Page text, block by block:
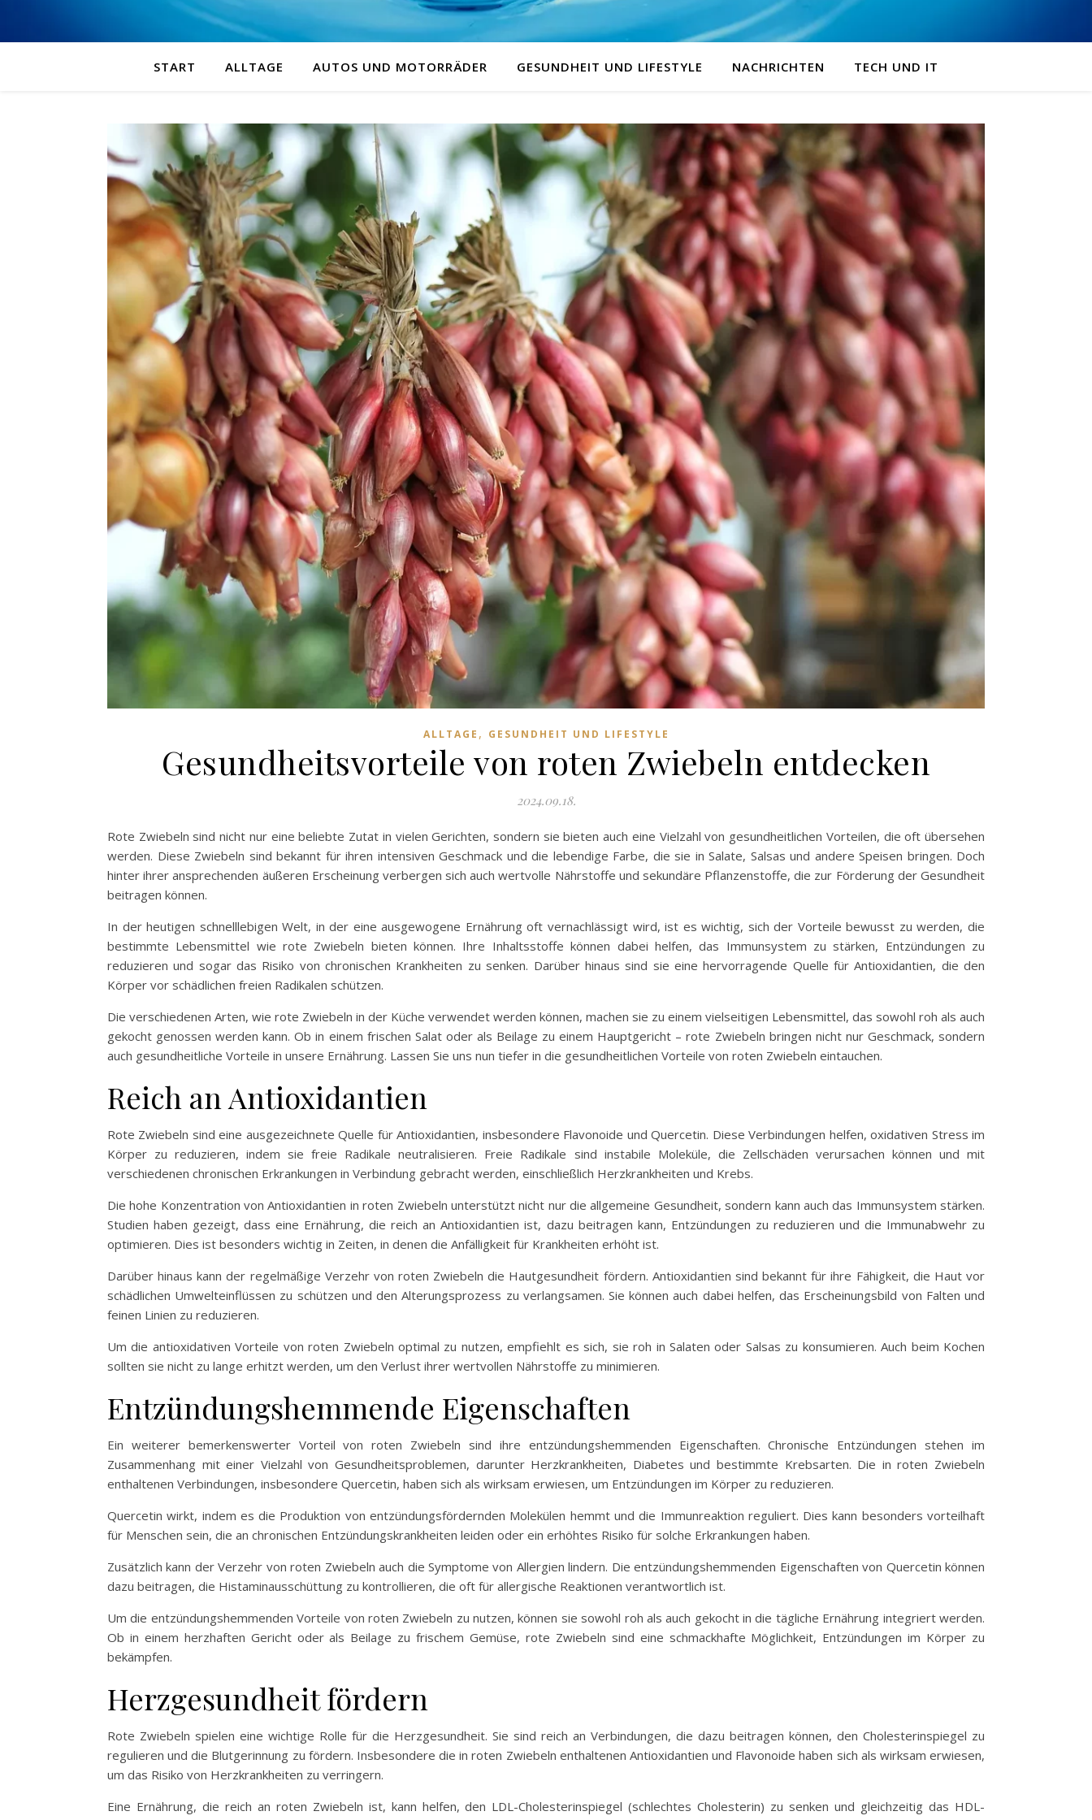
START ALLTAGE AUTOS UND MOTORRÄDER GESUNDHEIT UND LIFESTYLE NACHRICHTEN TECH UND IT
ALLTAGE , GESUNDHEIT UND LIFESTYLE
Gesundheitsvorteile von roten Zwiebeln entdecken
2024.09.18.
Rote Zwiebeln sind nicht nur eine beliebte Zutat in vielen Gerichten, sondern sie bieten auch eine Vielzahl von gesundheitlichen Vorteilen, die oft übersehen
werden. Diese Zwiebeln sind bekannt für ihren intensiven Geschmack und die lebendige Farbe, die sie in Salate, Salsas und andere Speisen bringen. Doch
hinter ihrer ansprechenden äußeren Erscheinung verbergen sich auch wertvolle Nährstoffe und sekundäre Pflanzenstoffe, die zur Förderung der Gesundheit
beitragen können.
In der heutigen schnelllebigen Welt, in der eine ausgewogene Ernährung oft vernachlässigt wird, ist es wichtig, sich der Vorteile bewusst zu werden, die
bestimmte Lebensmittel wie rote Zwiebeln bieten können. Ihre Inhaltsstoffe können dabei helfen, das Immunsystem zu stärken, Entzündungen zu
reduzieren und sogar das Risiko von chronischen Krankheiten zu senken. Darüber hinaus sind sie eine hervorragende Quelle für Antioxidantien, die den
Körper vor schädlichen freien Radikalen schützen.
Die verschiedenen Arten, wie rote Zwiebeln in der Küche verwendet werden können, machen sie zu einem vielseitigen Lebensmittel, das sowohl roh als auch
gekocht genossen werden kann. Ob in einem frischen Salat oder als Beilage zu einem Hauptgericht – rote Zwiebeln bringen nicht nur Geschmack, sondern
auch gesundheitliche Vorteile in unsere Ernährung. Lassen Sie uns nun tiefer in die gesundheitlichen Vorteile von roten Zwiebeln eintauchen.
Reich an Antioxidantien
Rote Zwiebeln sind eine ausgezeichnete Quelle für Antioxidantien, insbesondere Flavonoide und Quercetin. Diese Verbindungen helfen, oxidativen Stress im
Körper zu reduzieren, indem sie freie Radikale neutralisieren. Freie Radikale sind instabile Moleküle, die Zellschäden verursachen können und mit
verschiedenen chronischen Erkrankungen in Verbindung gebracht werden, einschließlich Herzkrankheiten und Krebs.
Die hohe Konzentration von Antioxidantien in roten Zwiebeln unterstützt nicht nur die allgemeine Gesundheit, sondern kann auch das Immunsystem stärken.
Studien haben gezeigt, dass eine Ernährung, die reich an Antioxidantien ist, dazu beitragen kann, Entzündungen zu reduzieren und die Immunabwehr zu
optimieren. Dies ist besonders wichtig in Zeiten, in denen die Anfälligkeit für Krankheiten erhöht ist.
Darüber hinaus kann der regelmäßige Verzehr von roten Zwiebeln die Hautgesundheit fördern. Antioxidantien sind bekannt für ihre Fähigkeit, die Haut vor
schädlichen Umwelteinflüssen zu schützen und den Alterungsprozess zu verlangsamen. Sie können auch dabei helfen, das Erscheinungsbild von Falten und
feinen Linien zu reduzieren.
Um die antioxidativen Vorteile von roten Zwiebeln optimal zu nutzen, empfiehlt es sich, sie roh in Salaten oder Salsas zu konsumieren. Auch beim Kochen
sollten sie nicht zu lange erhitzt werden, um den Verlust ihrer wertvollen Nährstoffe zu minimieren.
Entzündungshemmende Eigenschaften
Ein weiterer bemerkenswerter Vorteil von roten Zwiebeln sind ihre entzündungshemmenden Eigenschaften. Chronische Entzündungen stehen im
Zusammenhang mit einer Vielzahl von Gesundheitsproblemen, darunter Herzkrankheiten, Diabetes und bestimmte Krebsarten. Die in roten Zwiebeln
enthaltenen Verbindungen, insbesondere Quercetin, haben sich als wirksam erwiesen, um Entzündungen im Körper zu reduzieren.
Quercetin wirkt, indem es die Produktion von entzündungsfördernden Molekülen hemmt und die Immunreaktion reguliert. Dies kann besonders vorteilhaft
für Menschen sein, die an chronischen Entzündungskrankheiten leiden oder ein erhöhtes Risiko für solche Erkrankungen haben.
Zusätzlich kann der Verzehr von roten Zwiebeln auch die Symptome von Allergien lindern. Die entzündungshemmenden Eigenschaften von Quercetin können
dazu beitragen, die Histaminausschüttung zu kontrollieren, die oft für allergische Reaktionen verantwortlich ist.
Um die entzündungshemmenden Vorteile von roten Zwiebeln zu nutzen, können sie sowohl roh als auch gekocht in die tägliche Ernährung integriert werden.
Ob in einem herzhaften Gericht oder als Beilage zu frischem Gemüse, rote Zwiebeln sind eine schmackhafte Möglichkeit, Entzündungen im Körper zu
bekämpfen.
Herzgesundheit fördern
Rote Zwiebeln spielen eine wichtige Rolle für die Herzgesundheit. Sie sind reich an Verbindungen, die dazu beitragen können, den Cholesterinspiegel zu
regulieren und die Blutgerinnung zu fördern. Insbesondere die in roten Zwiebeln enthaltenen Antioxidantien und Flavonoide haben sich als wirksam erwiesen,
um das Risiko von Herzkrankheiten zu verringern.
Eine Ernährung, die reich an roten Zwiebeln ist, kann helfen, den LDL-Cholesterinspiegel (schlechtes Cholesterin) zu senken und gleichzeitig das HDL-